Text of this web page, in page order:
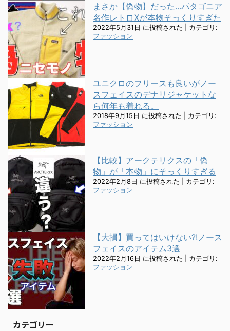
まさか【偽物】だった...パタゴニア
名作レトロXが本物そっくりすぎた
2022年5月31日 に投稿された
カテゴリ:
ファッション
ユニクロのフリースも良いがノー
スフェイスのデナリジャケットな
ら何年も着れる。
2018年9月15日 に投稿された
カテゴリ:
ファッション
【比較】アークテリクスの「偽
物」が「本物」にそっくりすぎる
2022年2月8日 に投稿された
カテゴリ:
ファッション
【大損】買ってはいけない?!ノース
フェイスのアイテム3選
2022年2月16日 に投稿された
カテゴリ:
ファッション
カテゴリー